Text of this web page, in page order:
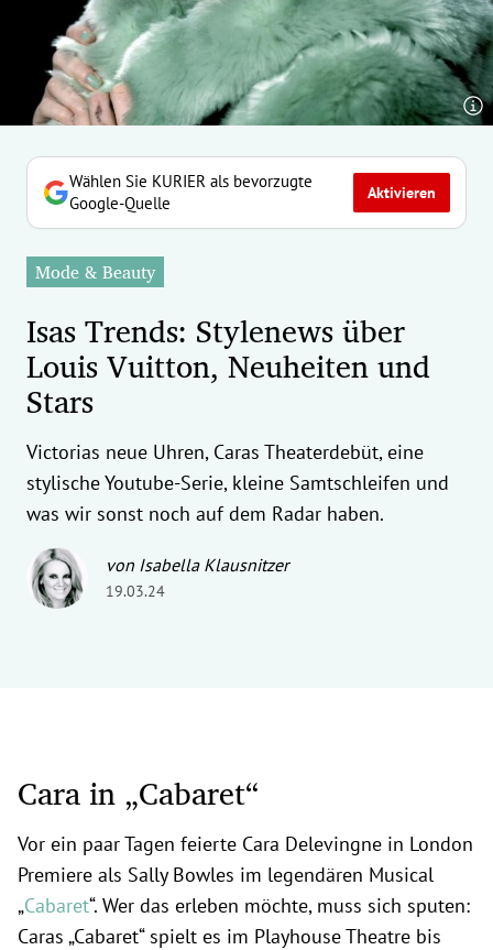
Untermenü
Untermenü
Untermenü
Untermenü
Untermenü
Untermenü
Untermenü
Untermenü
Untermenü
Wählen Sie KURIER als bevorzugte
Google-Quelle
Aktivieren
Mode & Beauty
Isas Trends: Stylenews über
Louis Vuitton, Neuheiten und
Stars
Victorias neue Uhren, Caras Theaterdebüt, eine
stylische Youtube-Serie, kleine Samtschleifen und
was wir sonst noch auf dem Radar haben.
von Isabella Klausnitzer
19.03.24
Cara in „Cabaret“
Vor ein paar Tagen feierte Cara Delevingne in London
Premiere als Sally Bowles im legendären Musical
„Cabaret“. Wer das erleben möchte, muss sich sputen:
Caras „Cabaret“ spielt es im Playhouse Theatre bis